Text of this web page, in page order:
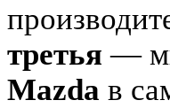
третья —
Mazda в